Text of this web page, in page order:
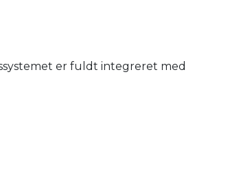
er fuldt integreret med